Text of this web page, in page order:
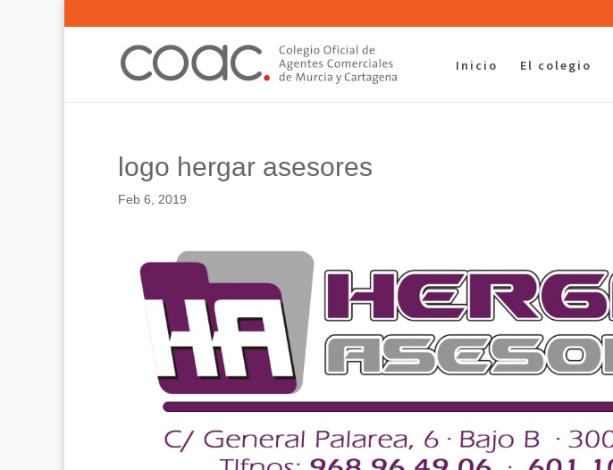
Inicio El colegio
logo hergar asesores
Feb 6, 2019